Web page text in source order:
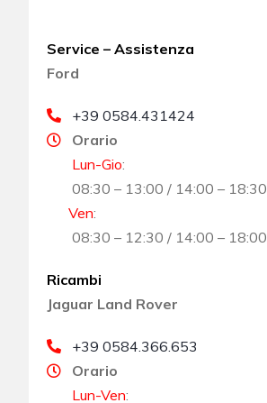
Service – Assistenza
Ford
+39 0584.431424
Orario
Lun-Gio:
08:30 – 13:00 / 14:00 – 18:30
Ven:
08:30 – 12:30 / 14:00 – 18:00
Ricambi
Jaguar Land Rover
+39 0584.366.653
Orario
Lun-Ven: